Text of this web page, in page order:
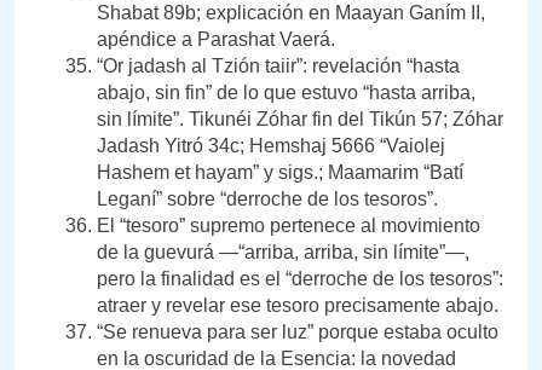
Shabat 89b; explicación en Maayan Ganím II,
apéndice a Parashat Vaerá.
“Or jadash al Tzión taiir”: revelación “hasta
abajo, sin fin” de lo que estuvo “hasta arriba,
sin límite”. Tikunéi Zóhar fin del Tikún 57; Zóhar
Jadash Yitró 34c; Hemshaj 5666 “Vaiolej
Hashem et hayam” y sigs.; Maamarim “Batí
Leganí” sobre “derroche de los tesoros”.
El “tesoro” supremo pertenece al movimiento
de la guevurá —“arriba, arriba, sin límite”—,
pero la finalidad es el “derroche de los tesoros”:
atraer y revelar ese tesoro precisamente abajo.
“Se renueva para ser luz” porque estaba oculto
en la oscuridad de la Esencia: la novedad